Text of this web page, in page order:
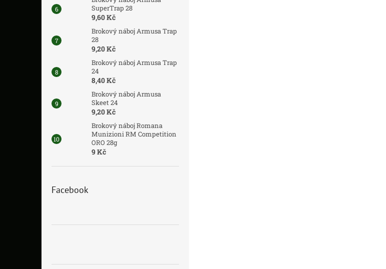
SuperTrap 28
9,60 Kč
Brokový náboj Armusa Trap
28
9,20 Kč
Brokový náboj Armusa Trap
24
8,40 Kč
Brokový náboj Armusa
Skeet 24
9,20 Kč
Brokový náboj Romana
Munizioni RM Competition
ORO 28g
9 Kč
Facebook